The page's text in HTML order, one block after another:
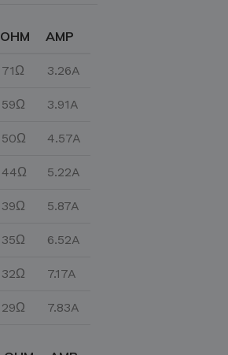
OHM AMP
71Ω 3.26A
59Ω 3.91A
50Ω 4.57A
44Ω 5.22A
39Ω 5.87A
35Ω 6.52A
32Ω 7.17A
29Ω 7.83A